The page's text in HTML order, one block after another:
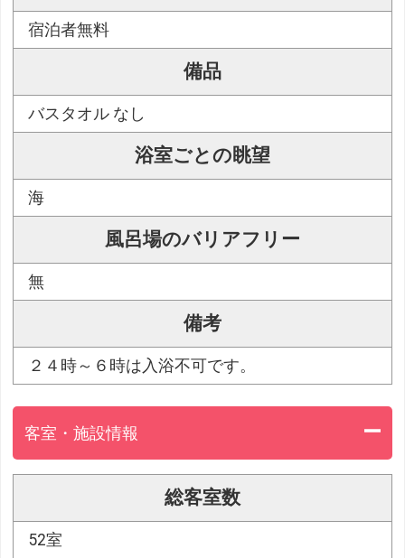
宿泊者無料
備品
バスタオル なし
浴室ごとの眺望
海
風呂場のバリアフリー
無
備考
２４時～６時は入浴不可です。
客室・施設情報
総客室数
52室